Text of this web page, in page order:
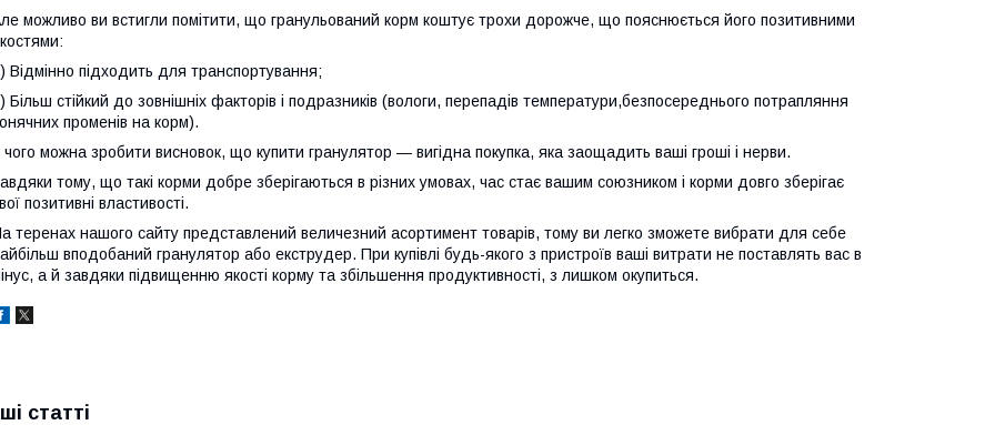
можливо ви встигли помітити, що гранульований корм коштує трохи дорожче, що пояснюється його позитивними
Відмінно підходить для транспортування;
Більш стійкий до зовнішніх факторів і подразників (вологи, перепадів температури,безпосереднього потрапляння
променів на корм).
чого можна зробити висновок, що купити гранулятор — вигідна покупка, яка заощадить ваші гроші і нерви.
тому, що такі корми добре зберігаються в різних умовах, час стає вашим союзником і корми довго зберігає
позитивні властивості.
теренах нашого сайту представлений величезний асортимент товарів, тому ви легко зможете вибрати для себе
вподобаний гранулятор або екструдер. При купівлі будь-якого з пристроїв ваші витрати не поставлять вас в
а й завдяки підвищенню якості корму та збільшення продуктивності, з лишком окупиться.
статті